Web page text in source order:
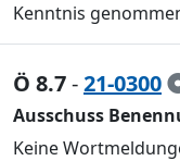
Kenntnis
Ö 8.7-21-0300
Ausschuss
Keine